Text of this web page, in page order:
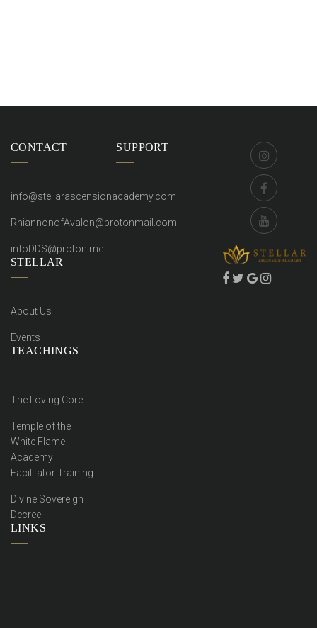
CONTACT
info@stellarascensionacademy.com
RhiannonofAvalon@protonmail.com
infoDDS@proton.me
STELLAR
About Us
Events
TEACHINGS
The Loving Core
Temple of the
White Flame
Academy
Facilitator Training
Divine Sovereign
Decree
LINKS
SUPPORT